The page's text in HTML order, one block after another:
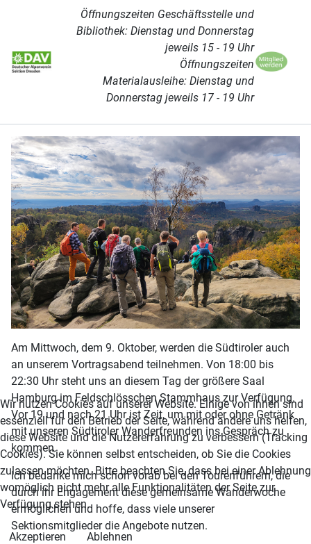
Öffnungszeiten Geschäftsstelle und
Bibliothek: Dienstag und Donnerstag
jeweils 15 - 19 Uhr
Öffnungszeiten
Materialausleihe: Dienstag und
Donnerstag jeweils 17 - 19 Uhr
Am Mittwoch, dem 9. Oktober, werden die Südtiroler auch
an unserem Vortragsabend teilnehmen. Von 18:00 bis
22:30 Uhr steht uns an diesem Tag der größere Saal
Hamburg im Feldschlösschen Stammhaus zur Verfügung.
Vor 19 und nach 21 Uhr ist Zeit, um mit oder ohne Getränk
mit unseren Südtiroler Wanderfreunden ins Gespräch zu
kommen.
Ich bedanke mich schon vorab bei den Tourenführern, die
durch ihr Engagement diese gemeinsame Wanderwoche
ermöglichen und hoffe, dass viele unserer
Sektionsmitglieder die Angebote nutzen.
Wir nutzen Cookies auf unserer Website. Einige von ihnen sind
essenziell für den Betrieb der Seite, während andere uns helfen,
diese Website und die Nutzererfahrung zu verbessern (Tracking
Cookies). Sie können selbst entscheiden, ob Sie die Cookies
zulassen möchten. Bitte beachten Sie, dass bei einer Ablehnung
womöglich nicht mehr alle Funktionalitäten der Seite zur
Verfügung stehen.
Akzeptieren Ablehnen